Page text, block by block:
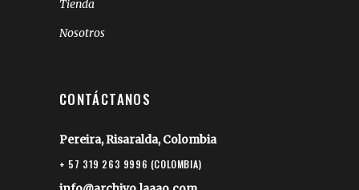
Tienda
Nosotros
CONTÁCTANOS
Pereira, Risaralda, Colombia
+ 57 319 263 9996 (COLOMBIA)